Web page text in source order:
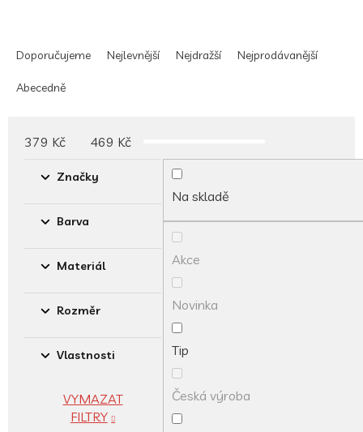
aDoporučujeme Nejlevnější Nejdražší Nejprodávanější
Abecedně
379 Kč 469 Kč
Na skladě
Akce
Novinka
Tip
Česká výroba
Značky
Barva
Materiál
Rozměr
Vlastnosti
VYMAZAT
FILTRY